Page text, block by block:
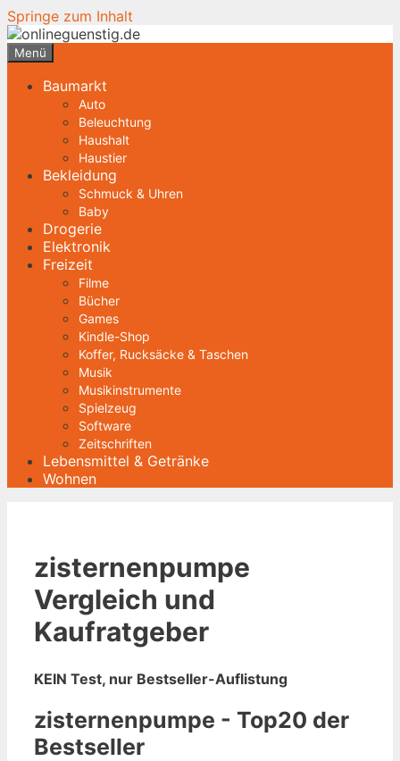
Springe zum Inhalt
Menü
Baumarkt
Auto
Beleuchtung
Haushalt
Haustier
Bekleidung
Schmuck & Uhren
Baby
Drogerie
Elektronik
Freizeit
Filme
Bücher
Games
Kindle-Shop
Koffer, Rucksäcke & Taschen
Musik
Musikinstrumente
Spielzeug
Software
Zeitschriften
Lebensmittel & Getränke
Wohnen
zisternenpumpe
Vergleich und
Kaufratgeber
KEIN Test, nur Bestseller-Auflistung
zisternenpumpe - Top20 der
Bestseller